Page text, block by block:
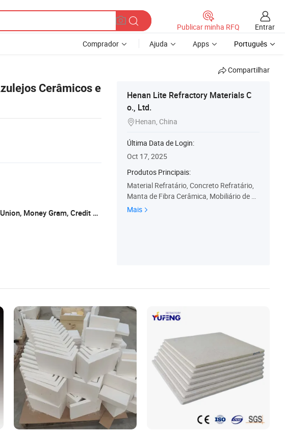
Publicar minha RFQ
Entrar
Comprador Ajuda Apps Português
Compartilhar
Cerâmicos e
L/C, T/T, D/P, Western Union, Money Gram, Credit Card
Henan Lite Refractory Materials C
o., Ltd.
Henan, China
Última Data de Login:
Oct 17, 2025
Produtos Principais:
Material Refratário, Concreto Refratário,
Manta de Fibra Cerâmica, Mobiliário de Fo
rno, Cimento Refratário, Tijolo Refratário,
Mais